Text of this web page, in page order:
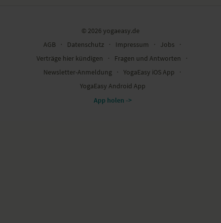
© 2026 yogaeasy.de
AGB
∙ Datenschutz ∙ Impressum ∙ Jobs
∙
Verträge hier kündigen
∙ Fragen und Antworten
∙
Newsletter-Anmeldung
∙ YogaEasy iOS App
∙
YogaEasy Android App
App holen ->